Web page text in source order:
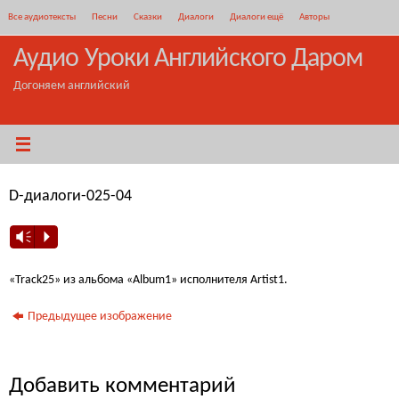
содержимому
Все аудиотексты Песни Сказки Диалоги Диалоги ещё Авторы
Аудио Уроки Английского Даром
Догоняем английский
D-диалоги-025-04
Vm P
«Track25» из альбома «Album1» исполнителя Artist1.
Предыдущее изображение
Добавить комментарий